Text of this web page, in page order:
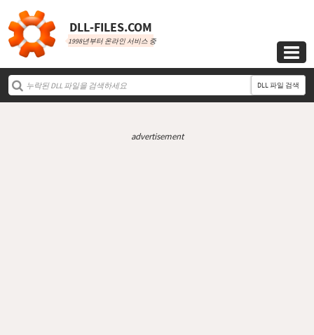
DLL‑FILES.COM
1998년부터 온라인 서비스 중

DLL 파일 검색
advertisement